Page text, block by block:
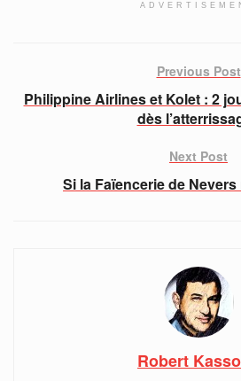
Previous Post
Philippine Airlines et Kolet : 2
dès
Next Post
Si la Faïencerie de Nevers
Robert